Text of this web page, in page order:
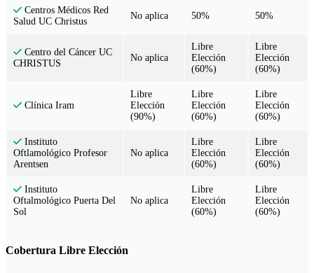
Centros Médicos Red
Salud UC Christus
No aplica 50% 50%
Centro del Cáncer UC
CHRISTUS
No aplica
Libre
Elección
(60%)
Libre
Elección
(60%)
Clínica Iram
Libre
Elección
(90%)
Libre
Elección
(60%)
Libre
Elección
(60%)
Instituto
Oftlamológico Profesor
Arentsen
No aplica
Libre
Elección
(60%)
Libre
Elección
(60%)
Instituto
Oftalmológico Puerta Del
Sol
No aplica
Libre
Elección
(60%)
Libre
Elección
(60%)
Cobertura Libre Elección